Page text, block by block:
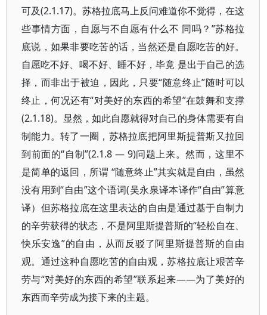
可及(2.1.17)。苏格拉底马上反问难道你不觉得，在这
些事情方面，自愿与不自愿有什么不 同吗？”苏格拉
底说，如果非要吃苦的话，当然还是自愿吃苦的好。
自愿吃不好、喝不好、睡不好，毕竟 是出于自己的选
择，而非出于被迫，因此，只要“随意终止”随时可以
终止，何况还有“对美好的东西的希望”在鼓舞和支撑
(2.1.18)。显然，如此自愿就得对自己的身体需要有自
制能力。转了一圈，苏格拉底把阿里斯提普斯又拉回
到前面的“自制”(2.1.8 — 9)问题上来。然而，这里不
是简单的返回，所谓 “随意终止”其实就是自由，虽然
没有用到“自由”这个语词(吴永泉译本译作“自由”算意
译）但苏格拉底在这里表达的自由是通过基于自制力
的辛劳获得的状态，不是阿里斯提普斯的“轻松自在、
快乐安逸”的自由，从而反驳了阿里斯提普斯的自由
观。通过这种自愿吃苦的自由观，苏格拉底让艰苦辛
劳与“对美好的东西的希望”联系起来——为了美好的
东西而辛劳成为接下来的主题。